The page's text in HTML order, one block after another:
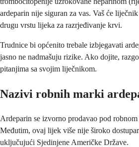
ardeparin nije siguran za vas. Vaš će
drugu vrstu lijeka za razrjeđivanje krvi.
Trudnice bi općenito trebale izbjegavati
jasno ne nadmašuju rizike. Ako dojite,
pitanjima sa svojim liječnikom.
Nazivi robnih marki
Ardeparin se izvorno prodavao pod
Međutim, ovaj lijek više nije široko
uključujući Sjedinjene Američke Države.